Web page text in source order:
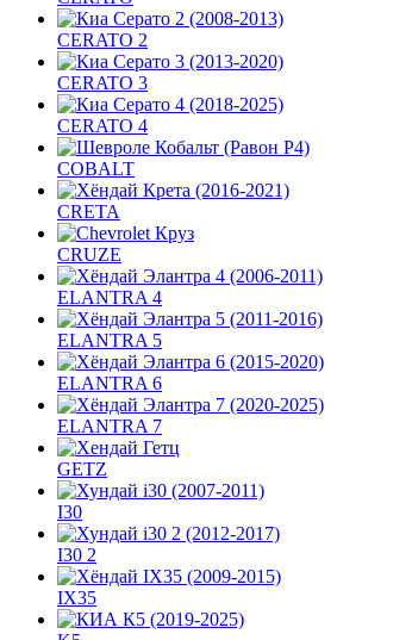
CERATO 2
CERATO 3
CERATO 4
COBALT
CRETA
CRUZE
ELANTRA 4
ELANTRA 5
ELANTRA 6
ELANTRA 7
GETZ
I30
I30 2
IX35